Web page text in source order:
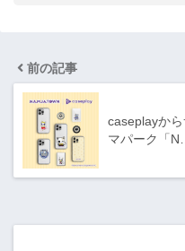
前の記事
caseplayか
マパーク「N…